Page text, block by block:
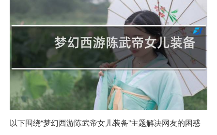
以下围绕“梦幻西游陈武帝女儿装备”主题解决网友的困惑